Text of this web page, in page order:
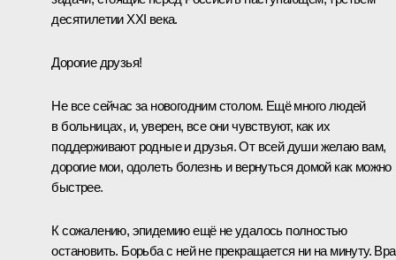
десятилетии XXI века.
Дорогие друзья!
Не все сейчас за новогодним столом. Ещё много людей
в больницах, и, уверен, все они чувствуют, как их
поддерживают родные и друзья. От всей души желаю вам,
дорогие мои, одолеть болезнь и вернуться домой как можно
быстрее.
К сожалению, эпидемию ещё не удалось полностью
остановить. Борьба с ней не прекращается ни на минуту.